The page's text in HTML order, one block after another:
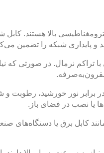
و پایداری شبکه را تضمین
برابر نور خورشید، رطوبت
یا نصب در فضای باز.
کابل برق یا دستگاه‌های